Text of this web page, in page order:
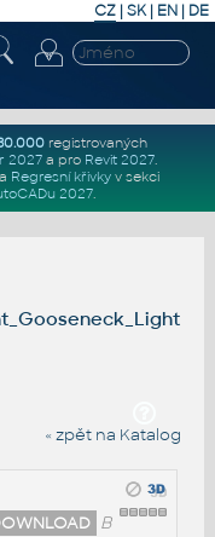
CZ | SK| EN | DE
registrovaných
2027a pro Revit 2027.
a Regresní křivkyv sekci
2027.
« zpět na Katalog
B